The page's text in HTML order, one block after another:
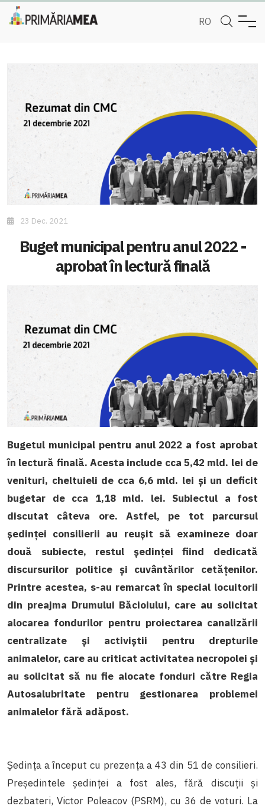
RO
23 Dec. 2021
Buget municipal pentru anul 2022 -
aprobat în lectură finală
Bugetul municipal pentru anul 2022 a fost aprobat
în lectură finală. Acesta include cca 5,42 mld. lei de
venituri, cheltuieli de cca 6,6 mld. lei și un deficit
bugetar de cca 1,18 mld. lei. Subiectul a fost
discutat câteva ore. Astfel, pe tot parcursul
ședinței consilierii au reușit să examineze doar
două subiecte, restul ședinței fiind dedicată
discursurilor politice și cuvântărilor cetățenilor.
Printre acestea, s-au remarcat în special locuitorii
din preajma Drumului Băcioiului, care au solicitat
alocarea fondurilor pentru proiectarea canalizării
centralizate și activiștii pentru drepturile
animalelor, care au criticat activitatea necropolei și
au solicitat să nu fie alocate fonduri către Regia
Autosalubritate pentru gestionarea problemei
animalelor fără adăpost.
Ședința a început cu prezența a 43 din 51 de consilieri.
Președintele ședinței a fost ales, fără discuții și
dezbateri, Victor Poleacov (PSRM), cu 36 de voturi. La